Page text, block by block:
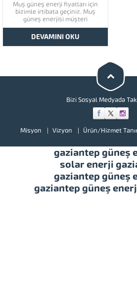
Muş güneş enerji fiyatları için
bizimle irtibata geçiniz. Muş
güneş enerjisi müşteri
memnuniyetine çok önem
vermektedir. Muş güneş
enerjisinin kaliteli ürünlerini
görmek için lütfen ürünlerimize
illerimizde hizmet vermekteyiz.
Tüm soru,...
DEVAMINI OKU
Bizi Sosyal Medyada
Misyon Vizyon Ürün/Hizmet
gaziantep güneş
solar enerji
gaziantep güneş
gaziantep güneş